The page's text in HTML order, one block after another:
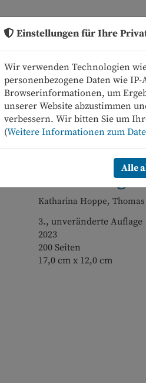
Einstellungen für Ihre
Wir verwenden Technologien
personenbezogene Daten wie IP-
Browserinformationen, um
unserer Website abzustimmen
verbessern. Wir bitten Sie um
(Weitere Informationen zum
Alle
Neue Bücher
zurück
Neue
Einführung
Katharina Hoppe,
3., unveränderte Auflage
2023
200 Seiten
17,0 cm x 12,0 cm